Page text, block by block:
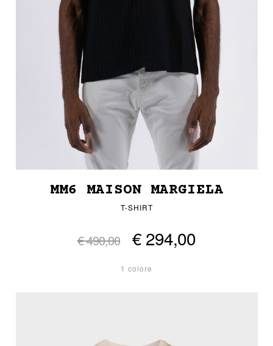
MM6 MAISON MARGIELA
T-SHIRT
€ 490,00 € 294,00
1 colore